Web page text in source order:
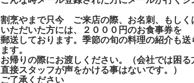
割烹やまで只今 ご来店の際、お名刺、もしく
いただいた方には、２０００円のお食事券を
郵送しております。季節の旬の料理の紹介も
ます。
お帰りの際にお渡しください。（会社では困
直接スタッフが声をかける事はないです。）
ご了承ください